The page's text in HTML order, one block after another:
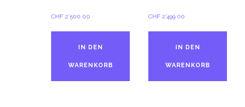
CHF 2'500.00
IN DEN
WARENKORB
CHF2'499.00
IN DEN
WARENKORB